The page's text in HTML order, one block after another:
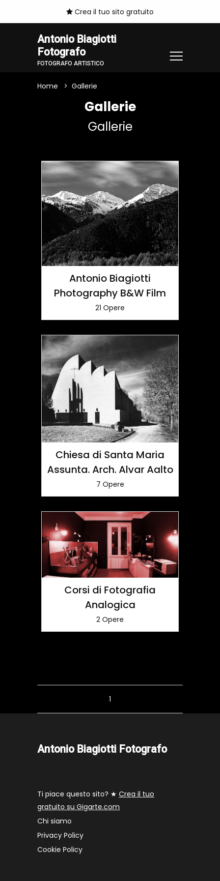
Crea il tuo sito gratuito
Antonio Biagiotti
Fotografo
FOTOGRAFO ARTISTICO
Home Gallerie
Gallerie
Gallerie
Antonio Biagiotti
Photography B&W Film
21 Opere
Chiesa di Santa Maria
Assunta. Arch. Alvar Aalto
7 Opere
Corsi di Fotografia
Analogica
2 Opere
1
Antonio Biagiotti Fotografo
Ti piace questo sito? ★ Crea il tuo
gratuito su Gigarte.com
Chi siamo
Privacy Policy
Cookie Policy